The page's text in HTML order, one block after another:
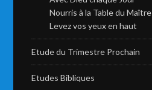
Nourris à la Table du Maître
Levez vos yeux en haut
Etude du Trimestre Prochain
Etudes Bibliques